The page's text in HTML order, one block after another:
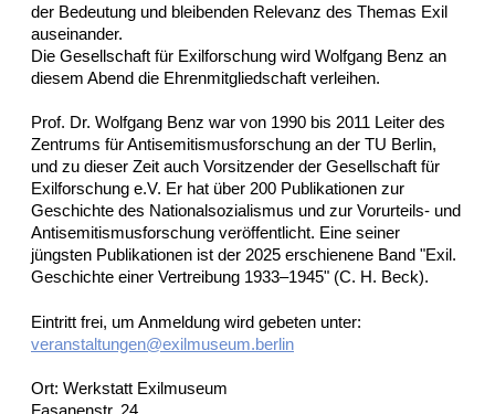
der Bedeutung und bleibenden Relevanz des Themas Exil
auseinander.
Die Gesellschaft für Exilforschung wird Wolfgang Benz an
diesem Abend die Ehrenmitgliedschaft verleihen.
Prof. Dr. Wolfgang Benz war von 1990 bis 2011 Leiter des
Zentrums für Antisemitismusforschung an der TU Berlin,
und zu dieser Zeit auch Vorsitzender der Gesellschaft für
Exilforschung e.V. Er hat über 200 Publikationen zur
Geschichte des Nationalsozialismus und zur Vorurteils- und
Antisemitismusforschung veröffentlicht. Eine seiner
jüngsten Publikationen ist der 2025 erschienene Band "Exil.
Geschichte einer Vertreibung 1933–1945" (C. H. Beck).
Eintritt frei, um Anmeldung wird gebeten unter:
veranstaltungen@exilmuseum.berlin
Ort: Werkstatt Exilmuseum